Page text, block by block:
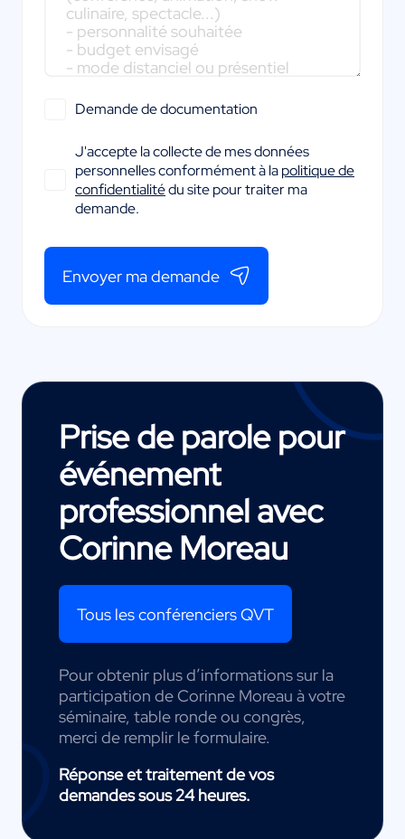
Demande de documentation
J'accepte la collecte de mes données
personnelles conformément à lapolitique de
confidentialitédu site pour traiter ma
demande.
Envoyer ma demande
Prise de parole pour
événement
professionnel avec
Corinne Moreau
Tous les conférenciers QVT
Pour obtenir plus d’informations sur la
participation de Corinne Moreau à votre
séminaire, table ronde ou congrès,
merci de remplir le formulaire.
Réponse et traitement de vos
demandes sous 24 heures.